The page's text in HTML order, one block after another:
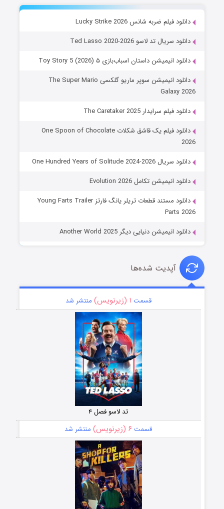
دانلود فیلم ضربه شانس Lucky Strike 2026
دانلود سریال تد لاسو Ted Lasso 2020-2026
دانلود انیمیشن داستان اسباب‌بازی ۵ Toy Story 5 (2026)
دانلود انیمیشن سوپر ماریو گلکسی The Super Mario
Galaxy 2026
دانلود فیلم سرایدار The Caretaker 2025
دانلود فیلم یک قاشق شکلات One Spoon of Chocolate
2026
دانلود سریال One Hundred Years of Solitude 2024-2026
دانلود انیمیشن تکامل Evolution 2026
دانلود مستند قطعات تریلر یانگ فارتز Young Farts Trailer
Parts 2026
دانلود انیمیشن دنیایی دیگر Another World 2025
آپدیت شده‌ها
قسمت ۱ (زیرنویس) منتشر شد
تد لاسو فصل ۴
قسمت ۶ (زیرنویس) منتشر شد